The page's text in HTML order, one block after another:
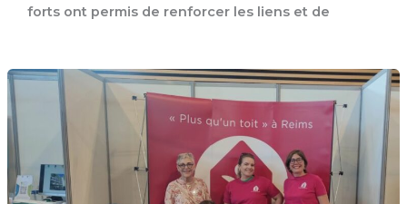
forts ont permis de renforcer les liens et de